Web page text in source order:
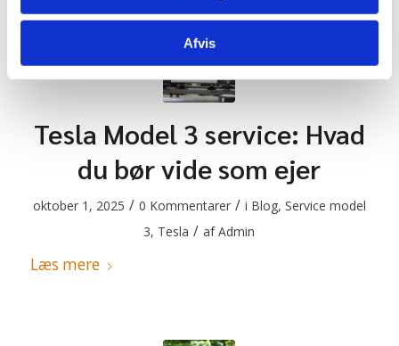
Afvis
Tesla Model 3 service: Hvad
du bør vide som ejer
oktober 1, 2025 / 0 Kommentarer / i Blog, Service model
3, Tesla / afAdmin
Læs mere